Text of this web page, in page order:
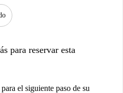
para reservar esta
el siguiente paso de su